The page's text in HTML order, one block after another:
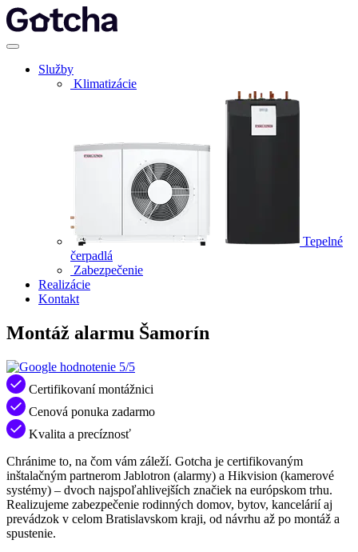
Služby
Klimatizácie
Tepelné
čerpadlá
Zabezpečenie
Realizácie
Kontakt
Montáž alarmu Šamorín
5/5
Certifikovaní montážnici
Cenová ponuka zadarmo
Kvalita a precíznosť
Chránime to, na čom vám záleží. Gotcha je certifikovaným
inštalačným partnerom Jablotron (alarmy) a Hikvision (kamerové
systémy) – dvoch najspoľahlivejších značiek na európskom trhu.
Realizujeme zabezpečenie rodinných domov, bytov, kancelárií aj
prevádzok v celom Bratislavskom kraji, od návrhu až po montáž a
spustenie.